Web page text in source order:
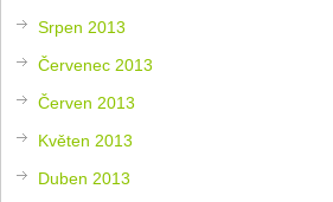
Srpen 2013
Červenec 2013
Červen 2013
Květen 2013
Duben 2013